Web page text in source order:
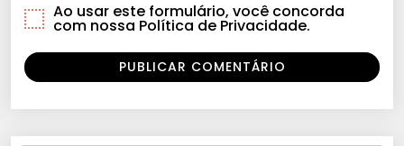
Ao usar este formulário, você concorda
com nossa Política de Privacidade.